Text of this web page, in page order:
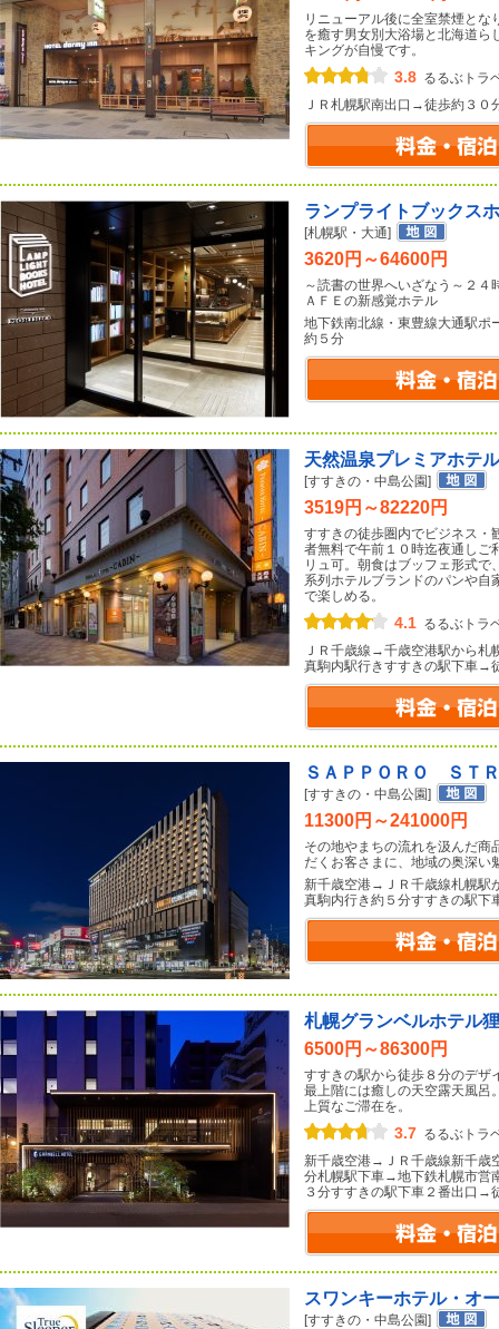
リニューアル後に全室禁煙と
を癒す男女別大浴場と北海道ら
キングが自慢です。
3.8 るるぶトラ
ＪＲ札幌駅南出口→徒歩約３０
ランプライトブックス
[札幌駅・大通]
3620円～64600円
～読書の世界へいざなう～２
ＡＦＥの新感覚ホテル
地下鉄南北線・東豊線大通駅
約５分
天然温泉プレミアホテ
[すすきの・中島公園]
3519円～82220円
すすきの徒歩圏内でビジネス・
者無料で午前１０時迄夜通しご
リュ可。朝食はブッフェ形式
系列ホテルブランドのパンや自
で楽しめる。
4.1 るるぶトラ
ＪＲ千歳線→千歳空港駅から
真駒内駅行きすすきの駅下車→
ＳＡＰＰＯＲＯ ＳＴ
[すすきの・中島公園]
11300円～241000円
その地やまちの流れを汲んだ商
だくお客さまに、地域の奥深い
新千歳空港→ＪＲ千歳線札幌駅
真駒内行き約５分すすきの駅
札幌グランベルホテル
6500円～86300円
すすきの駅から徒歩８分のデザ
最上階には癒しの天空露天風呂
上質なご滞在を。
3.7 るるぶトラ
新千歳空港→ＪＲ千歳線新千歳
分札幌駅下車→地下鉄札幌市営
３分すすきの駅下車２番出口→
スワンキーホテル・オ
[すすきの・中島公園]